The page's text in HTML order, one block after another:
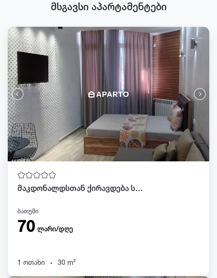
მსგავსი აპარტამენტები
მაკდონალდსთან ქირავდება სტუდიო ტელ 568 08 27 29
ბათუმი
70 ლარი/დღე
1 ოთახი . 30 m²